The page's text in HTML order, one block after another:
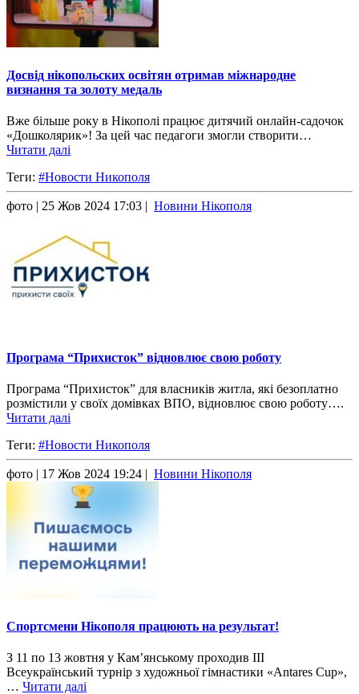
Досвід нікопольских освітян отримав міжнародне
визнання та золоту медаль
Вже більше року в Нікополі працює дитячий онлайн-садочок
«Дошколярик»! За цей час педагоги змогли створити…
Читати далі
Теги: #Новости Никополя
фото | 25 Жов 2024 17:03 | Новини Нікополя
Програма “Прихисток” відновлює свою роботу
Програма “Прихисток” для власників житла, які безоплатно
розмістили у своїх домівках ВПО, відновлює свою роботу….
Читати далі
Теги: #Новости Никополя
фото | 17 Жов 2024 19:24 | Новини Нікополя
Спортсмени Нікополя працюють на результат!
З 11 по 13 жовтня у Кам’янському проходив ІІІ
Всеукраїнський турнір з художньої гімнастики «Antares Cup»,
… Читати далі